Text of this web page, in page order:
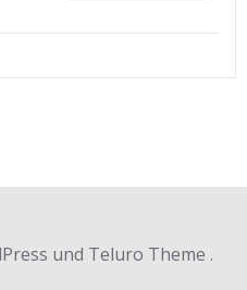
und Teluro Theme .